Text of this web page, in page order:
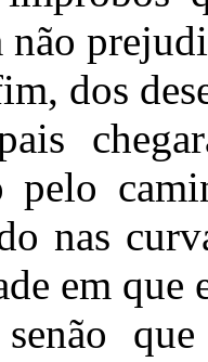
não
dos
pelo
nas
em que